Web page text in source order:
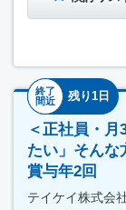
終了
間近
残り1日
＜正社員・
たい」そんな
賞与年2回
テイケイ株式会